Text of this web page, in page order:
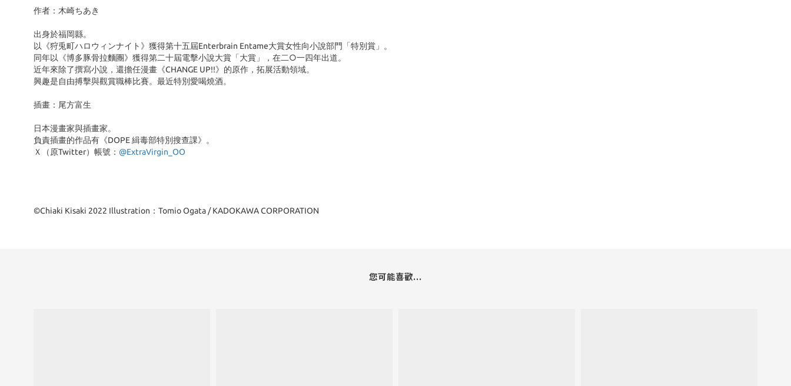
作者：木崎ちあき
出身於福岡縣。
以《狩兎町ハロウィンナイト》獲得第十五屆Enterbrain Entame大賞女性向小說部門「特別賞」。
同年以《博多豚骨拉麵團》獲得第二十屆電擊小說大賞「大賞」，在二○一四年出道。
近年來除了撰寫小說，還擔任漫畫《CHANGE UP!!》的原作，拓展活動領域。
興趣是自由搏擊與觀賞職棒比賽。最近特別愛喝燒酒。
插畫：尾方富生
日本漫畫家與插畫家。
負責插畫的作品有《DOPE 緝毒部特別搜查課》。
Ｘ（原Twitter）帳號： @ExtraVirgin_OO
©Chiaki Kisaki 2022 Illustration：Tomio Ogata / KADOKAWA CORPORATION
您可能喜歡...